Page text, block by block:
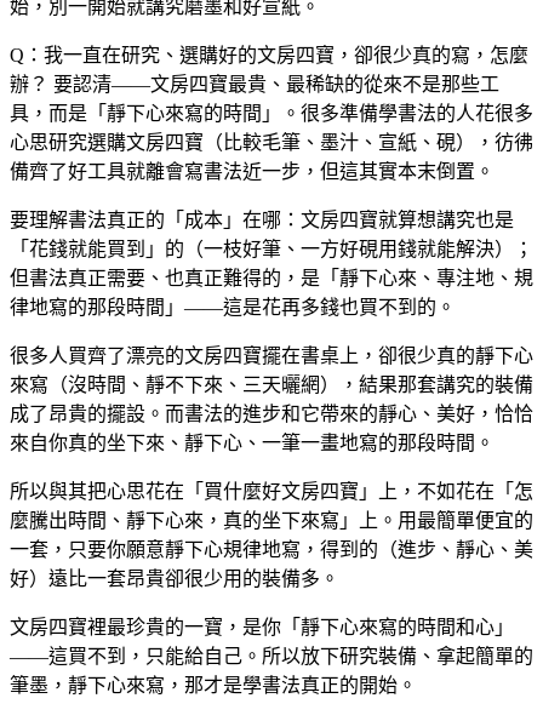
始，別一開始就講究磨墨和好宣紙。
Q：我一直在研究、選購好的文房四寶，卻很少真的寫，怎麼
辦？ 要認清——文房四寶最貴、最稀缺的從來不是那些工
具，而是「靜下心來寫的時間」。很多準備學書法的人花很多
心思研究選購文房四寶（比較毛筆、墨汁、宣紙、硯），彷彿
備齊了好工具就離會寫書法近一步，但這其實本末倒置。
要理解書法真正的「成本」在哪：文房四寶就算想講究也是
「花錢就能買到」的（一枝好筆、一方好硯用錢就能解決）；
但書法真正需要、也真正難得的，是「靜下心來、專注地、規
律地寫的那段時間」——這是花再多錢也買不到的。
很多人買齊了漂亮的文房四寶擺在書桌上，卻很少真的靜下心
來寫（沒時間、靜不下來、三天曬網），結果那套講究的裝備
成了昂貴的擺設。而書法的進步和它帶來的靜心、美好，恰恰
來自你真的坐下來、靜下心、一筆一畫地寫的那段時間。
所以與其把心思花在「買什麼好文房四寶」上，不如花在「怎
麼騰出時間、靜下心來，真的坐下來寫」上。用最簡單便宜的
一套，只要你願意靜下心規律地寫，得到的（進步、靜心、美
好）遠比一套昂貴卻很少用的裝備多。
文房四寶裡最珍貴的一寶，是你「靜下心來寫的時間和心」
——這買不到，只能給自己。所以放下研究裝備、拿起簡單的
筆墨，靜下心來寫，那才是學書法真正的開始。